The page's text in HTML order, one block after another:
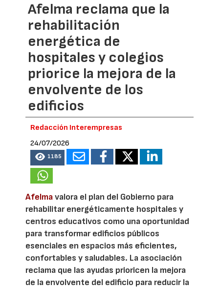
Afelma reclama que la
rehabilitación
energética de
hospitales y colegios
priorice la mejora de la
envolvente de los
edificios
Redacción Interempresas
24/07/2026
1185
Afelmavalora el plan del Gobierno para
rehabilitar energéticamente hospitales y
centros educativos como una oportunidad
para transformar edificios públicos
esenciales en espacios más eficientes,
confortables y saludables. La asociación
reclama que las ayudas prioricen la mejora
de la envolvente del edificio para reducir la